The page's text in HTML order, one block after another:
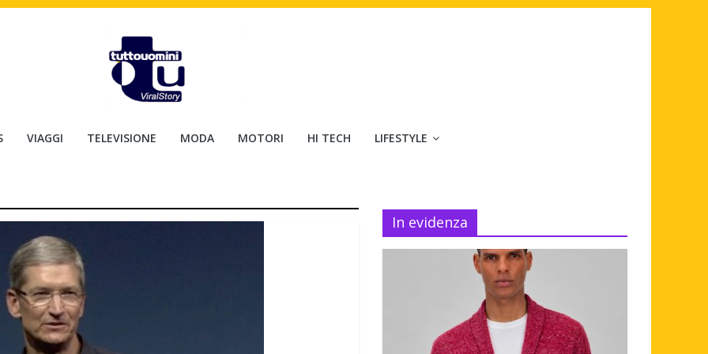
VIAGGI TELEVISIONE MODA MOTORI HI TECH LIFESTYLE
In evidenza